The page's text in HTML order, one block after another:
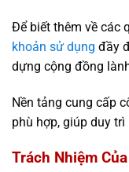
Để biết thêm về các
khoản sử dụng đầy
dựng cộng đồng
Nền tảng cung cấp
phù hợp, giúp duy
Trách Nhiệm